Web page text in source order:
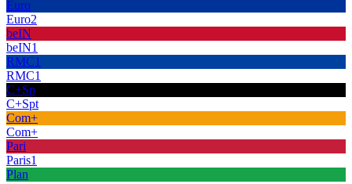
Euro
Euro2
beIN
beIN1
RMC1
RMC1
C+Sp
C+Spt
Com+
Com+
Pari
Paris1
Plan